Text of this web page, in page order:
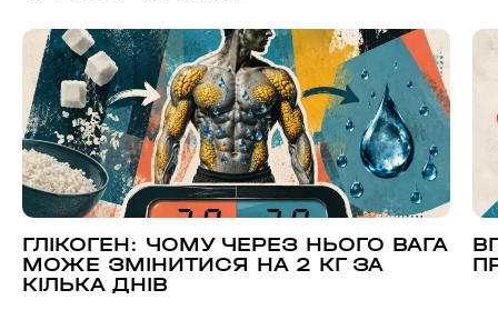
ГЛІКОГЕН: ЧОМУ ЧЕРЕЗ НЬОГО ВАГА
МОЖЕ ЗМІНИТИСЯ НА 2 КГ ЗА
КІЛЬКА ДНІВ